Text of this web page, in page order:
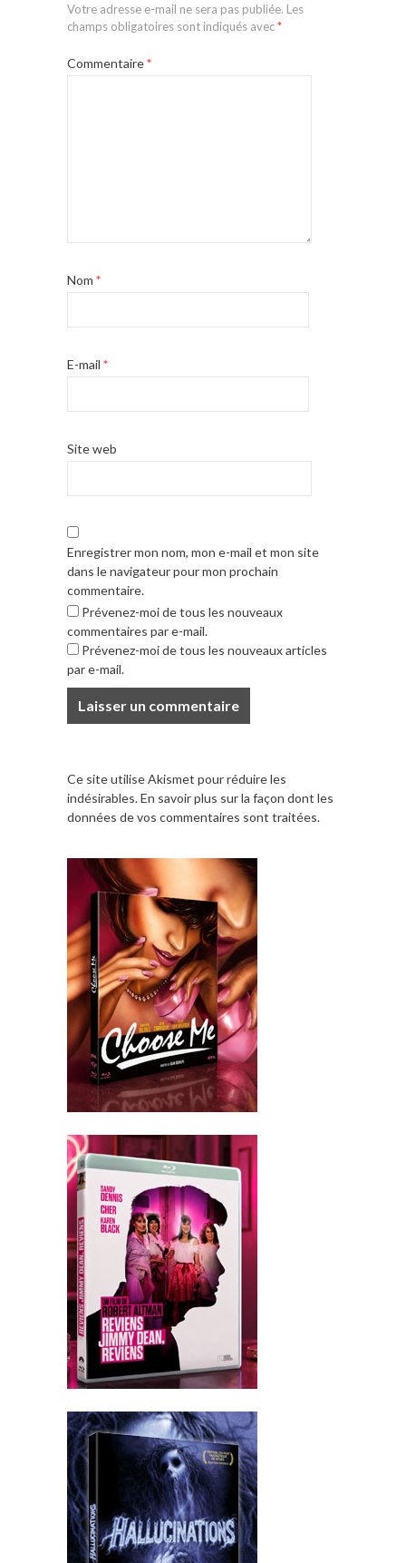
Votre adresse e-mail ne sera pas publiée. Les
champs obligatoires sont indiqués avec*
Commentaire*
Nom *
E-mail *
Site web
Enregistrer mon nom, mon e-mail et mon site
dans le navigateur pour mon prochain
commentaire.
Prévenez-moi de tous les nouveaux
commentaires par e-mail.
Prévenez-moi de tous les nouveaux articles
par e-mail.
Ce site utilise Akismet pour réduire les
indésirables.En savoir plus sur la façon dont les
données de vos commentaires sont traitées.